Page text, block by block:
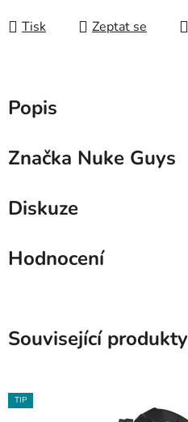
Tisk Zeptat se
Popis
Značka Nuke Guys
Diskuze
Hodnocení
Související produkty
TIP